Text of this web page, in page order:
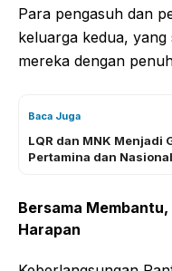
Para pengasuh dan
keluarga kedua, yang
mereka dengan
Baca Juga
LQR dan MNK Menjadi
Pertamina dan Nasional
Bersama
Harapan